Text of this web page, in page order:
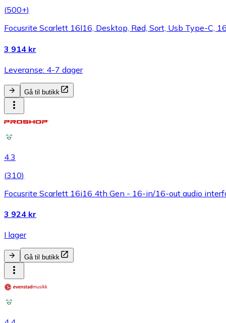
(500+)
Focusrite Scarlett 16I16, Desktop, Rød, Sort, Usb Type-C,
3 914 kr
Leveranse: 4-7 dager
Gå til butikk
4.3
(310)
Focusrite Scarlett 16i16 4th Gen - 16-in/16-out audio
3 924 kr
I lager
Gå til butikk